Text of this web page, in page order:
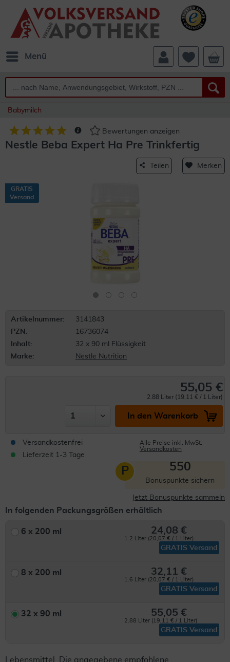
Menü
Babymilch
Bewertungen anzeigen
Nestle Beba Expert Ha Pre Trinkfertig
Teilen Merken
GRATIS
Versand
Artikelnummer:
3141843
PZN:
16736074
Inhalt:
32 x 90 ml Flüssigkeit
Marke:
Nestle Nutrition
55,05 €
2.88 Liter (19,11 € / 1 Liter)
In den Warenkorb
Versandkostenfrei
Lieferzeit 1-3 Tage
Alle Preise inkl. MwSt.
Versandkosten
P 550
Bonuspunkte sichern
Jetzt Bonuspunkte sammeln
In folgenden Packungsgrößen erhältlich
6 x 200 ml 24,08 €
1.2 Liter (20,07 € / 1 Liter)
GRATIS Versand
8 x 200 ml 32,11 €
1.6 Liter (20,07 € / 1 Liter)
GRATIS Versand
32 x 90 ml 55,05 €
2.88 Liter (19,11 € / 1 Liter)
GRATIS Versand
Lebensmittel. Die angegebene empfohlene